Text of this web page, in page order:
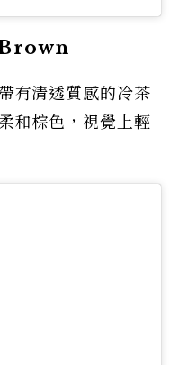
Brown
有清透質感的冷茶
和棕色，視覺上輕